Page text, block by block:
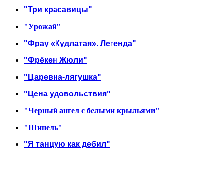
"Три красавицы"
"Урожай"
"Фрау «Кудлатая». Легенда"
"Фрёкен Жюли"
"Царевна-лягушка"
"Цена удовольствия"
"Черный ангел с белыми крыльями"
"Шинель"
"Я танцую как дебил"